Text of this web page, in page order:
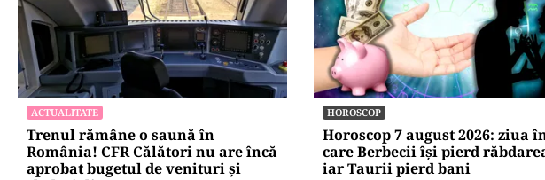
ACTUALITATE
Spionaj pentru Rusia: o româncă
de 45 de ani, arestată în Germania.
Misiunea ar fi vizat un asasinat
POLITICĂ
Ciprian Șerban îl acuză pe Ilie
Bolojan de dezinformare în
scandalul proiectului Bala II: „A